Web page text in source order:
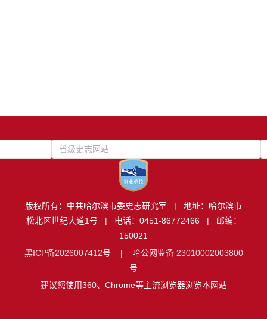
省级史志网站
版权所有：中共哈尔滨市委史志研究室 | 地址：哈尔滨市
松北区世纪大道1号 | 电话：0451-86772466 | 邮编：
150021
黑ICP备2026007412号 | 哈公网监备 23010002003800
号
建议您使用360、Chrome等主流浏览器浏览本网站